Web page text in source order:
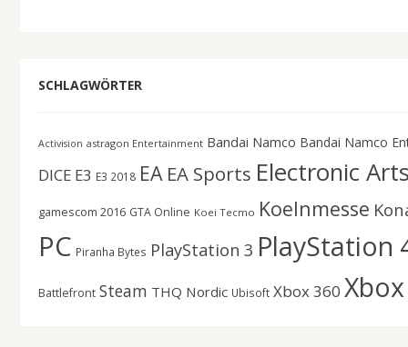
SCHLAGWÖRTER
Activision astragon Entertainment Bandai Namco Bandai Namco
DICE E3 E3 2018 EA EA Sports Electronic
gamescom 2016 GTA Online Koei Tecmo Koelnmesse
PC Piranha Bytes PlayStation 3 PlayStation
Battlefront Steam THQ Nordic Ubisoft Xbox 360